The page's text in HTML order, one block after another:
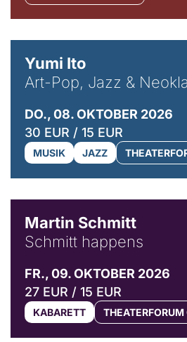
Yumi Ito
Art-Pop, Jazz &
DO., 08. OKTOBER 2026
30 EUR / 15 EUR
MUSIK JAZZ
Martin Schmitt
Schmitt happens
FR., 09. OKTOBER 2026
27 EUR / 15 EUR
KABARETT